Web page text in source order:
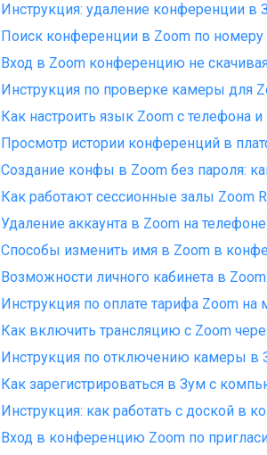
Инструкция: удаление конференции в
Поиск конференции в Zoom по номеру
Вход в Zoom конференцию не
Инструкция по проверке камеры для
Как настроить язык Zoom с телефона
Просмотр истории конференций в
Создание конфы в Zoom без пароля:
Как работают сессионные залы Zoom
Удаление аккаунта в Zoom на
Способы изменить имя в Zoom в
Возможности личного кабинета в
Инструкция по оплате тарифа Zoom на
Как включить трансляцию с Zoom
Инструкция по отключению камеры в
Как зарегистрироваться в Зум с
Инструкция: как работать с доской в
Вход в конференцию Zoom по